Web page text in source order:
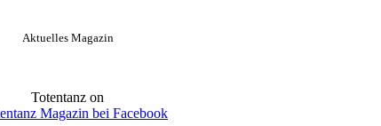
Aktuelles Magazin
Totentanz on